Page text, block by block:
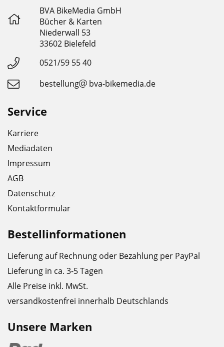
BVA BikeMedia GmbH
Bücher & Karten
Niederwall 53
33602 Bielefeld
0521/59 55 40
bestellung
bva-bikemedia.de
Service
Karriere
Mediadaten
Impressum
AGB
Datenschutz
Kontaktformular
Bestellinformationen
Lieferung auf Rechnung oder Bezahlung per PayPal
Lieferung in ca. 3-5 Tagen
Alle Preise inkl. MwSt.
versandkostenfrei innerhalb Deutschlands
Unsere Marken